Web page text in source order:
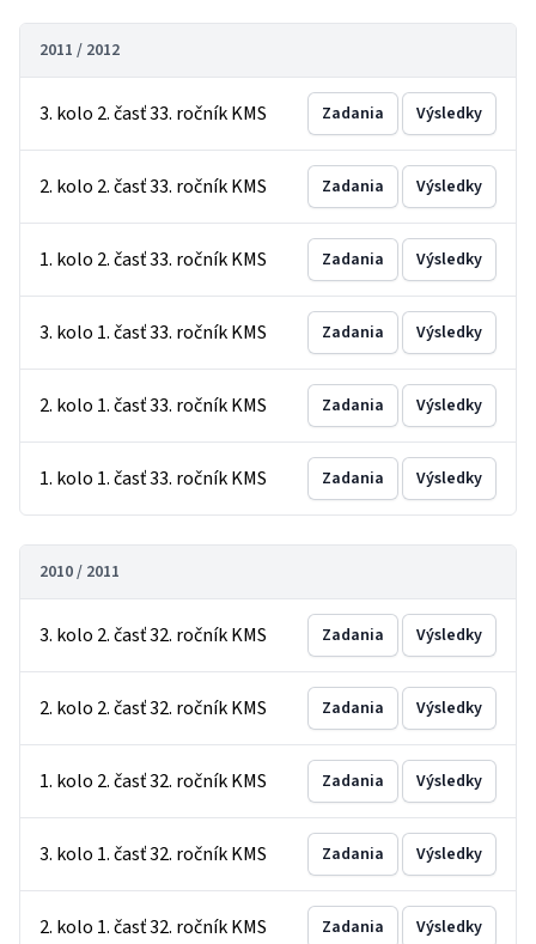
2011 / 2012
3. kolo 2. časť 33. ročník KMS Zadania Výsledky
2. kolo 2. časť 33. ročník KMS Zadania Výsledky
1. kolo 2. časť 33. ročník KMS Zadania Výsledky
3. kolo 1. časť 33. ročník KMS Zadania Výsledky
2. kolo 1. časť 33. ročník KMS Zadania Výsledky
1. kolo 1. časť 33. ročník KMS Zadania Výsledky
2010 / 2011
3. kolo 2. časť 32. ročník KMS Zadania Výsledky
2. kolo 2. časť 32. ročník KMS Zadania Výsledky
1. kolo 2. časť 32. ročník KMS Zadania Výsledky
3. kolo 1. časť 32. ročník KMS Zadania Výsledky
2. kolo 1. časť 32. ročník KMS Zadania Výsledky